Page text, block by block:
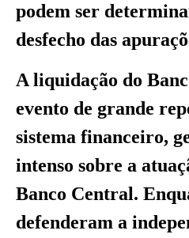
podem ser
desfecho das
A liquidação do
evento de grande
sistema financeiro,
intenso sobre a
Banco Central.
defenderam a